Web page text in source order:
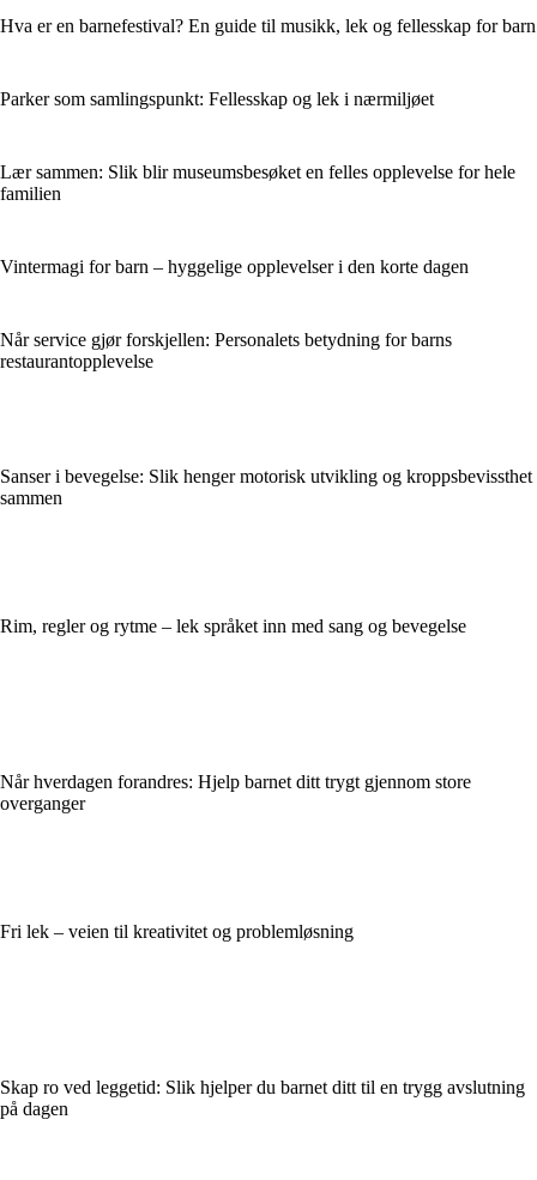
Hva er en barnefestival? En guide til musikk, lek og fellesskap for barn
Parker som samlingspunkt: Fellesskap og lek i nærmiljøet
Lær sammen: Slik blir museumsbesøket en felles opplevelse for hele
familien
Vintermagi for barn – hyggelige opplevelser i den korte dagen
Når service gjør forskjellen: Personalets betydning for barns
restaurantopplevelse
Sanser i bevegelse: Slik henger motorisk utvikling og kroppsbevissthet
sammen
Rim, regler og rytme – lek språket inn med sang og bevegelse
Når hverdagen forandres: Hjelp barnet ditt trygt gjennom store
overganger
Fri lek – veien til kreativitet og problemløsning
Skap ro ved leggetid: Slik hjelper du barnet ditt til en trygg avslutning
på dagen